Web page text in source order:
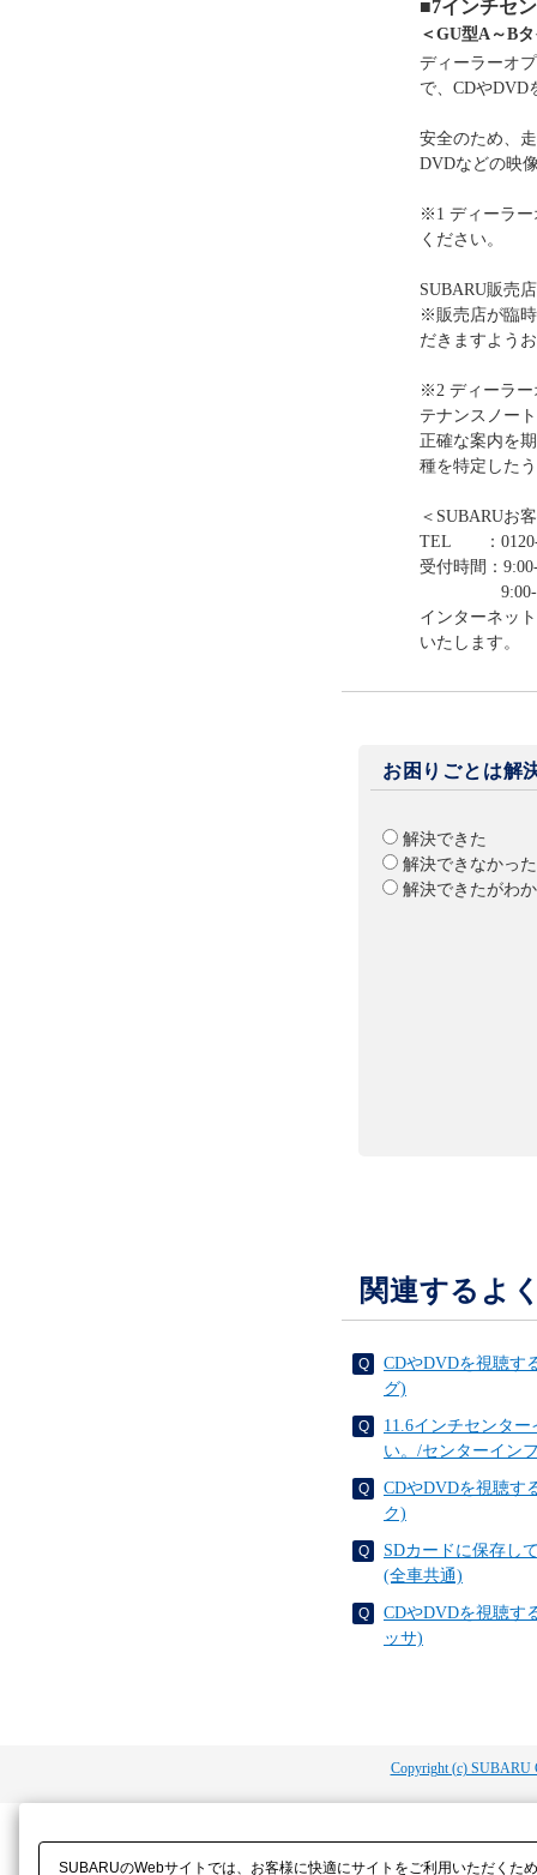
■7インチセ
＜GU型A～B
ディーラーオ
で、CDやDVD
安全のため、
DVDなどの映
※1 ディーラー
ください。
SUBARU販売
※販売店が臨
だきますよう
※2 ディーラー
テナンスノー
正確な案内を
種を特定した
＜SUBARUお
TEL ：0120-
受付時間：
9:00-12:00
インターネッ
いたします。
お困りごとは解
解決できた
解決できなかった
解決できたがわ
関連するよ
CDやDVDを視聴す
グ)
11.6インチセンタ
い。/センターイン
CDやDVDを視聴す
ク)
SDカードに保存し
(全車共通)
CDやDVDを視聴す
ッサ)
Copyright (c) SUBARU
SUBARUのWebサイトでは、お客様に快適にサイトをご利用いただく